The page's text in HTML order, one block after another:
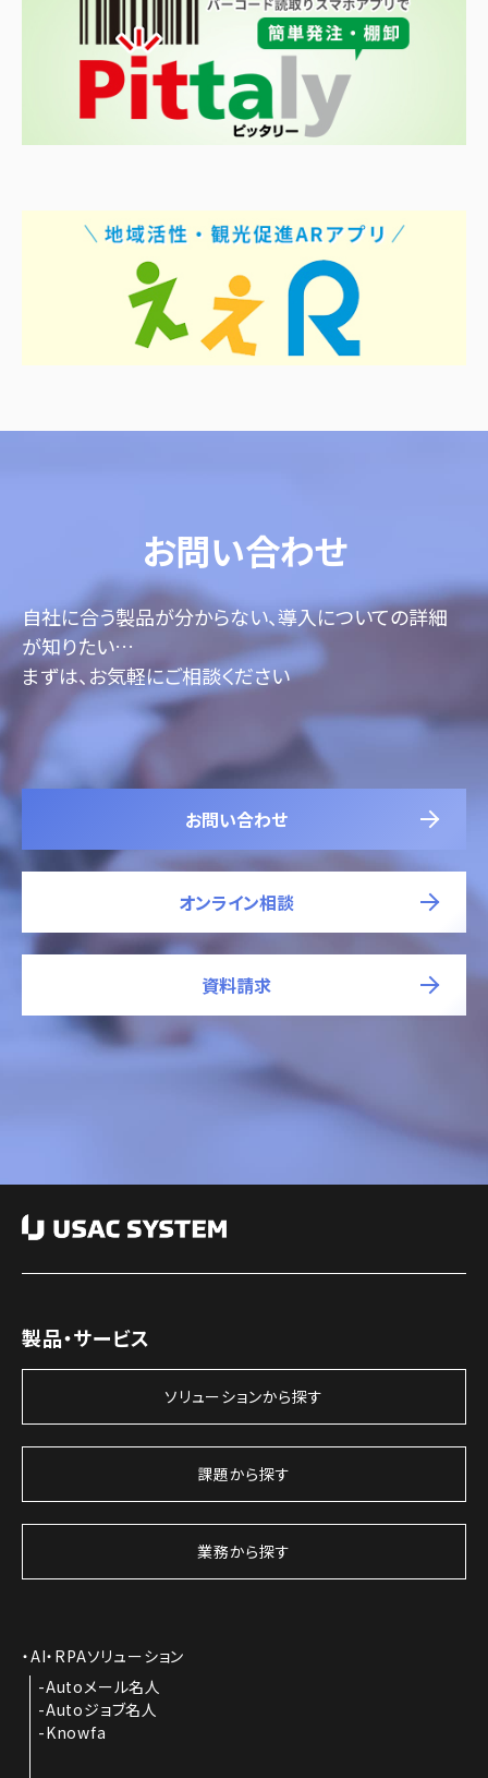
お問い合わせ
自社に合う製品が分からない、導入についての詳細
が知りたい…
まずは、お気軽にご相談ください
お問い合わせ
オンライン相談
資料請求
製品・サービス
ソリューションから探す
課題から探す
業務から探す
AI・RPAソリューション
Autoメール名人
Autoジョブ名人
Knowfa